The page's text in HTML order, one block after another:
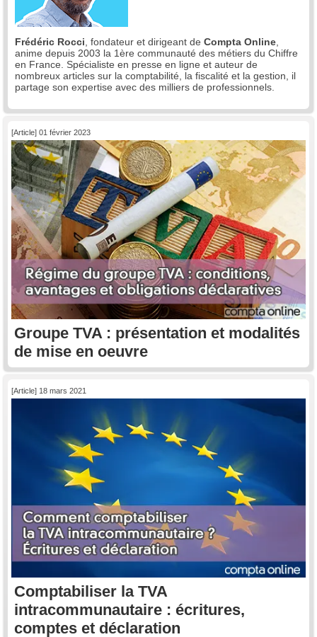
Frédéric Rocci , fondateur et dirigeant de Compta Online
anime depuis 2003 la 1ère communauté des métiers du Chiffre
en France. Spécialiste en presse en ligne et auteur de
nombreux articles sur la comptabilité, la fiscalité et la gestion, il
partage son expertise avec des milliers de professionnels.
[Article] 01 février 2023
Groupe TVA : présentation et modalités
de mise en oeuvre
[Article] 18 mars 2021
Comptabiliser la TVA
intracommunautaire : écritures,
comptes et déclaration